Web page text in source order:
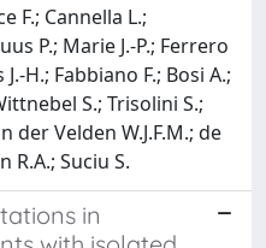
F.; Cannella L.;
P.; Marie J.-P.; Ferrero
H.; Fabbiano F.; Bosi A.;
S.; Trisolini S.;
der Velden W.J.F.M.; de
R.A.; Suciu S.
in